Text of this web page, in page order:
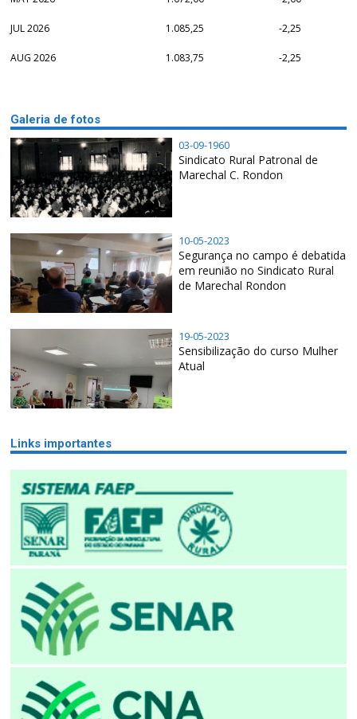
JUL 2026 1.085,25 -2,25
AUG 2026 1.083,75 -2,25
Galeria de fotos
03-09-1960
Sindicato Rural Patronal de
Marechal C. Rondon
10-05-2023
Segurança no campo é debatida
em reunião no Sindicato Rural
de Marechal Rondon
19-05-2023
Sensibilização do curso Mulher
Atual
Links importantes